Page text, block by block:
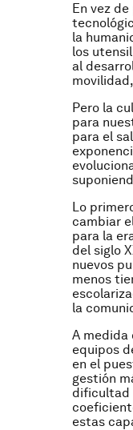
En vez
la
los
al
Pero la
para
para el
Lo
cambiar
para la
del siglo
nuevos
menos
la
A medida
equipos
en el
gestión
dificultad
estas